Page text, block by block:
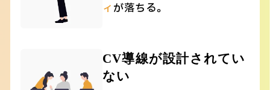
ィが落ちる。
CV導線が設計されてい
ない